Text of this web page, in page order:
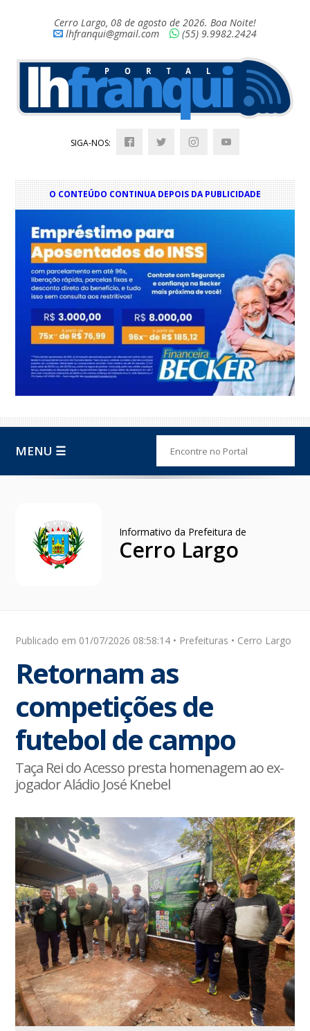
Cerro Largo, 08 de agosto de 2026. Boa Noite!
lhfranqui@gmail.com
(55) 9.9982.2424
SIGA-NOS:
O CONTEÚDO CONTINUA DEPOIS DA PUBLICIDADE
MENU ☰
Informativo da Prefeitura de
Cerro Largo
Publicado em 01/07/2026 08:58:14 • Prefeituras • Cerro Largo
Retornam as
competições de
futebol de campo
Taça Rei do Acesso presta homenagem ao ex-
jogador Aládio José Knebel